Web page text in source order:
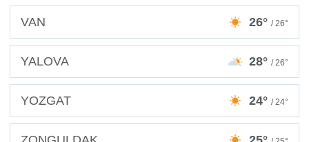
VAN 26° / 26°
YALOVA 28° / 26°
YOZGAT 24° / 24°